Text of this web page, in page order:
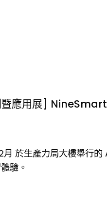
暨應用展]
於生產力局大樓舉行的
驗。